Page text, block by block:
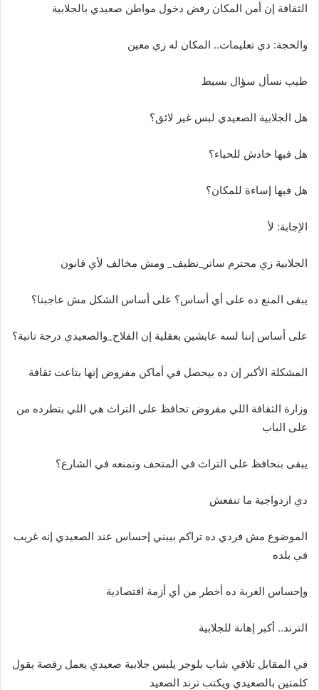
الثقافة إن أمن المكان رفض دخول مواطن صعيدي بالجلابية
والحجة: دي تعليمات.. المكان له زي معين
طيب نسأل سؤال بسيط
هل الجلابية الصعيدي لبس غير لائق؟
هل فيها خادش للحياء؟
هل فيها إساءة للمكان؟
الإجابة: لأ
الجلابية زي محترم ساتر_نظيف_ ومش مخالف لأي قانون
يبقى المنع ده على أي أساس؟ على أساس الشكل مش عاجبنا؟
على أساس إننا لسه عايشين بعقلية إن الفلاح_والصعيدي درجة تانية؟
المشكلة الأكبر إن ده بيحصل في أماكن مفروض إنها بتاعت ثقافة
وزارة الثقافة اللي مفروض تحافظ على التراث هي اللي بتطرده من
على الباب
يبقى بنحافظ على التراث في المتحف ونمنعه في الشارع؟
دي ازدواجية ما تنفعش
الموضوع مش فردي ده تراكم بيبني إحساس عند الصعيدي إنه غريب
في بلده
وإحساس الغربة ده أخطر من أي أزمة اقتصادية
الترند.. أكبر إهانة للجلابية
في المقابل تلاقي شاب بلوجر يلبس جلابية صعيدي يعمل رقصة يقول
كلمتين بالصعيدي ويكتب ترند الصعيد